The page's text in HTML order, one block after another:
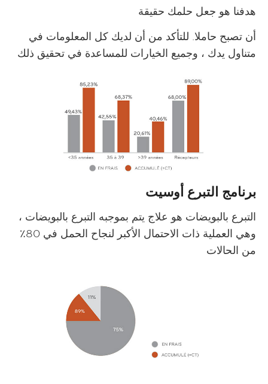
هدفنا هو جعل حلمك حقيقة
أن تصبح حاملا. للتأكد من أن لديك كل المعلومات في
متناول يدك ، وجميع الخيارات للمساعدة في تحقيق ذلك
برنامج التبرع أوسيت
التبرع بالبويضات هو علاج يتم بموجبه التبرع بالبويضات ،
وهي العملية ذات الاحتمال الأكبر لنجاح الحمل في 80٪
من الحالات